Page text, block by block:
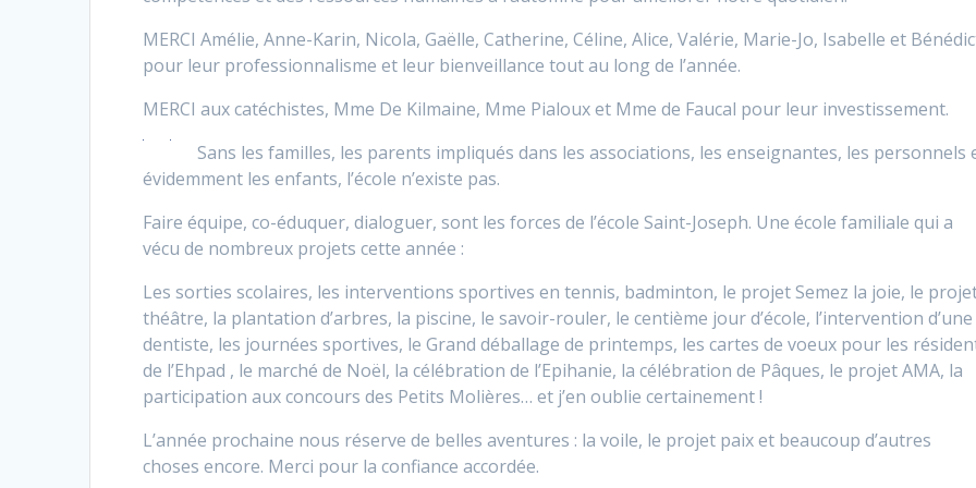
MERCI Amélie, Anne-Karin, Nicola, Gaëlle, Catherine, Céline, Alice, Valérie, Marie-Jo, Isabelle et
pour leur professionnalisme et leur bienveillance tout au long de l’année.
MERCI aux catéchistes, Mme De Kilmaine, Mme Pialoux et Mme de Faucal pour leur investissement.
Sans les familles, les parents impliqués dans les associations, les enseignantes, les personnels
évidemment les enfants, l’école n’existe pas.
Faire équipe, co-éduquer, dialoguer, sont les forces de l’école Saint-Joseph. Une école familiale qui a
vécu de nombreux projets cette année :
Les sorties scolaires, les interventions sportives en tennis, badminton, le projet Semez la joie, le
théâtre, la plantation d’arbres, la piscine, le savoir-rouler, le centième jour d’école, l’intervention d’une
dentiste, les journées sportives, le Grand déballage de printemps, les cartes de voeux pour les
de l’Ehpad , le marché de Noël, la célébration de l’Epihanie, la célébration de Pâques, le projet AMA, la
participation aux concours des Petits Molières… et j’en oublie certainement !
L’année prochaine nous réserve de belles aventures : la voile, le projet paix et beaucoup d’autres
choses encore. Merci pour la confiance accordée.